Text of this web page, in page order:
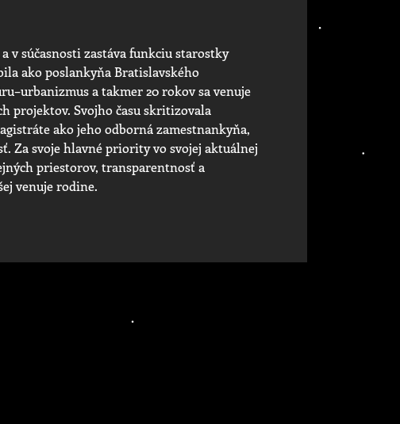
v súčasnosti zastáva funkciu starostky
ako poslankyňa Bratislavského
a takmer 20 rokov sa venuje
projektov. Svojho času skritizovala
ako jeho odborná zamestnankyňa,
Za svoje hlavné priority vo svojej aktuálnej
priestorov, transparentnosť a
venuje rodine.